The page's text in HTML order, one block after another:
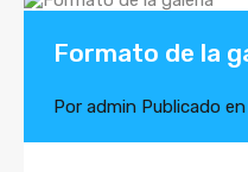
Formato de la
Por admin Publicado en